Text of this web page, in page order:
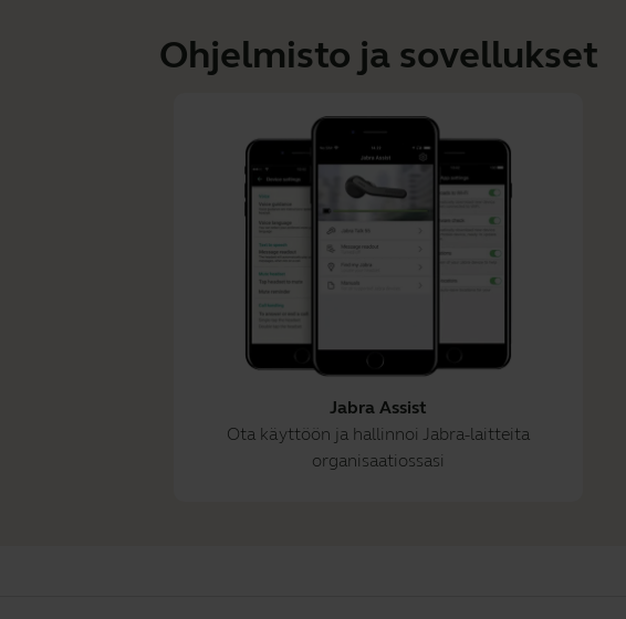
Ohjelmisto ja sovellukset
Jabra Assist
Ota käyttöön ja hallinnoi Jabra-laitteita
organisaatiossasi